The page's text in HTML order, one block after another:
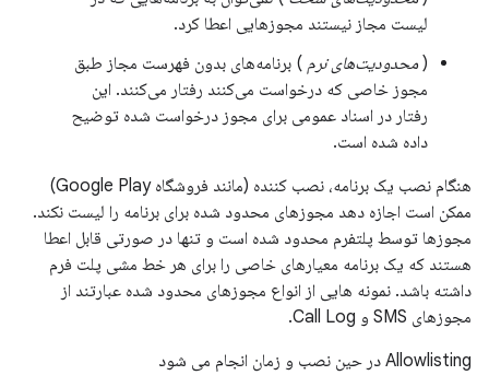
لیست مجاز نیستند مجوزهایی اعطا کرد.
( محدودیت‌های نرم ) برنامه‌های بدون فهرست مجاز طبق
مجوز خاصی که درخواست می‌کنند رفتار می‌کنند. این
رفتار در اسناد عمومی برای مجوز درخواست شده توضیح
داده شده است.
هنگام نصب یک برنامه، نصب کننده (مانند فروشگاه Google Play)
ممکن است اجازه دهد مجوزهای محدود شده برای برنامه را لیست نکند.
مجوزها توسط پلتفرم محدود شده است و تنها در صورتی قابل اعطا
هستند که یک برنامه معیارهای خاصی را برای هر خط مشی پلت فرم
داشته باشد. نمونه هایی از انواع مجوزهای محدود شده عبارتند از
مجوزهای SMS و Call Log.
Allowlisting در حین نصب و زمان انجام می شود